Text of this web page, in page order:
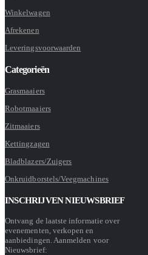
Winkelwagen
Afrekenen
Leveringsvoorwaarden
Categorieën
Grasmaaiers
Robotmaaiers
Zitmaaiers
Kettingzagen
Bladblazers/Zuigers
Onkruidborstels/Veegmachines
INSCHRIJVEN NIEUWSBRIEF
Ontvang de laatste informatie over
evenementen, verkopen en
aanbiedingen. Aanmelden voor
Nieuwsbrief: